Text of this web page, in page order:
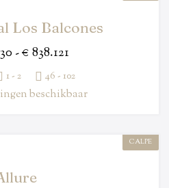
Los Balcones
- € 838.121
1 - 2 46 - 102
beschikbaar
CALPE